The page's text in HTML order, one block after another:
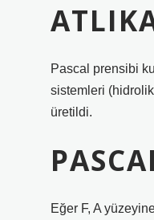
Pascal prensibi
sistemleri (hidrolik
üretildi.
Eğer F, A